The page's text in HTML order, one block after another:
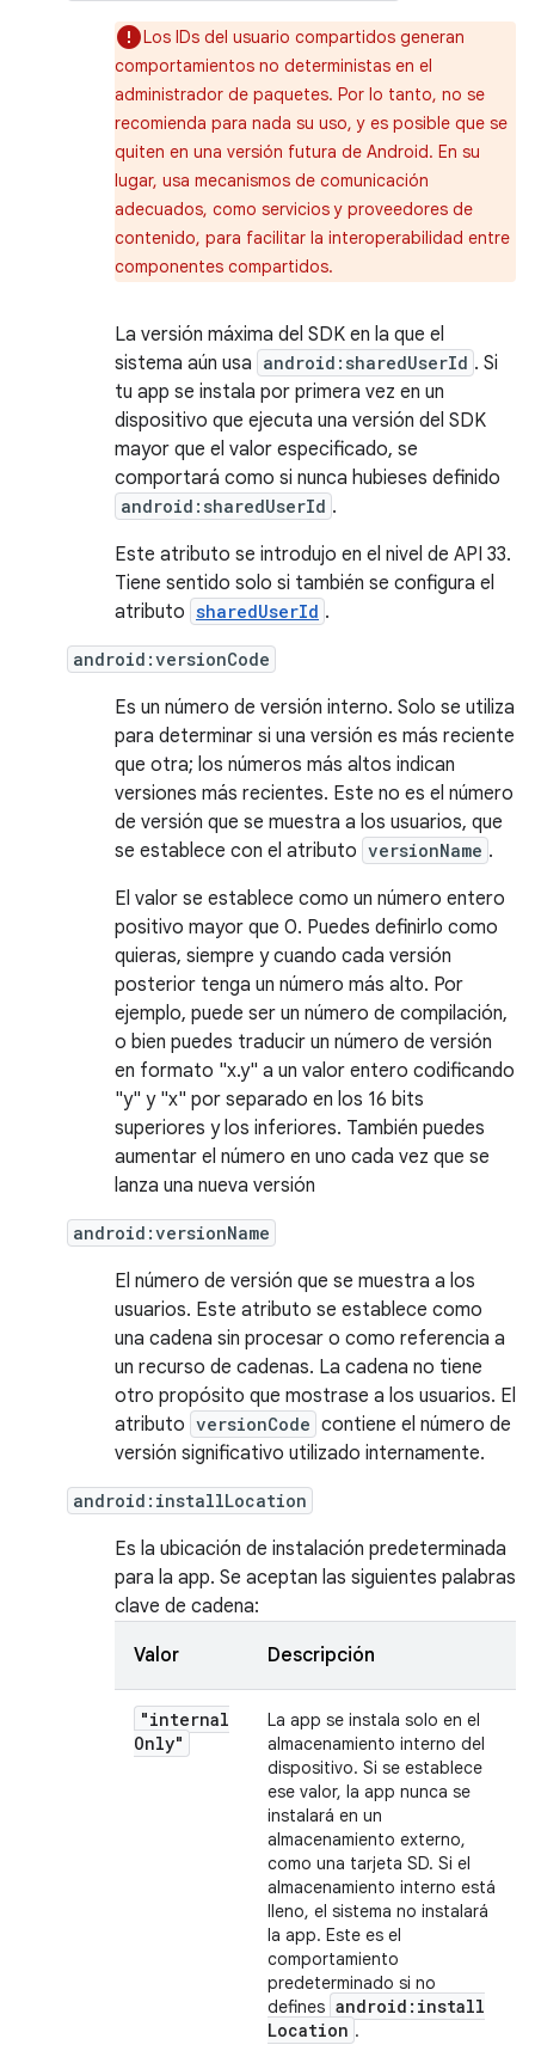
Los IDs del usuario compartidos generan
comportamientos no deterministas en el
administrador de paquetes. Por lo tanto, no se
recomienda para nada su uso, y es posible que se
quiten en una versión futura de Android. En su
lugar, usa mecanismos de comunicación
adecuados, como servicios y proveedores de
contenido, para facilitar la interoperabilidad entre
componentes compartidos.
La versión máxima del SDK en la que el
sistema aún usa android:sharedUserId . Si
tu app se instala por primera vez en un
dispositivo que ejecuta una versión del SDK
mayor que el valor especificado, se
comportará como si nunca hubieses definido
android:sharedUserId .
Este atributo se introdujo en el nivel de API 33.
Tiene sentido solo si también se configura el
atributo sharedUserId .
android:versionCode
Es un número de versión interno. Solo se utiliza
para determinar si una versión es más reciente
que otra; los números más altos indican
versiones más recientes. Este no es el número
de versión que se muestra a los usuarios, que
se establece con el atributo versionName .
El valor se establece como un número entero
positivo mayor que 0. Puedes definirlo como
quieras, siempre y cuando cada versión
posterior tenga un número más alto. Por
ejemplo, puede ser un número de compilación,
o bien puedes traducir un número de versión
en formato "x.y" a un valor entero codificando
"y" y "x" por separado en los 16 bits
superiores y los inferiores. También puedes
aumentar el número en uno cada vez que se
lanza una nueva versión
android:versionName
El número de versión que se muestra a los
usuarios. Este atributo se establece como
una cadena sin procesar o como referencia a
un recurso de cadenas. La cadena no tiene
otro propósito que mostrase a los usuarios. El
atributo versionCode contiene el número de
versión significativo utilizado internamente.
android:installLocation
Es la ubicación de instalación predeterminada
para la app. Se aceptan las siguientes palabras
clave de cadena:
Valor Descripción
"internal
Only"
La app se instala solo en el
almacenamiento interno del
dispositivo. Si se establece
ese valor, la app nunca se
instalará en un
almacenamiento externo,
como una tarjeta SD. Si el
almacenamiento interno está
lleno, el sistema no instalará
la app. Este es el
comportamiento
predeterminado si no
defines android:install
Location .